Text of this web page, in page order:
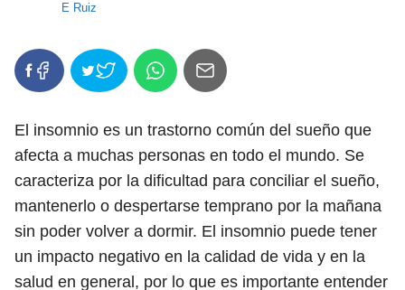
E Ruiz
El insomnio es un trastorno común del sueño que
afecta a muchas personas en todo el mundo. Se
caracteriza por la dificultad para conciliar el sueño,
mantenerlo o despertarse temprano por la mañana
sin poder volver a dormir. El insomnio puede tener
un impacto negativo en la calidad de vida y en la
salud en general, por lo que es importante entender